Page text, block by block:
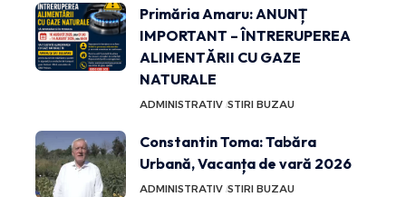
Primăria Amaru: ANUNȚ
IMPORTANT – ÎNTRERUPEREA
ALIMENTĂRII CU GAZE
NATURALE
ADMINISTRATIV STIRI BUZAU
Constantin Toma: Tabăra
Urbană, Vacanța de vară 2026
ADMINISTRATIV STIRI BUZAU